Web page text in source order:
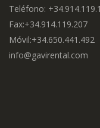
Teléfono:
Fax:+34.914.119.207
Móvil:+34.650.441.492
info@gavirental.com